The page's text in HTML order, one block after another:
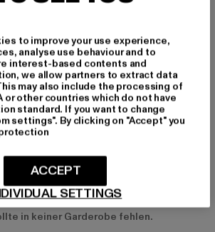
– Der zeitlose Begleiter für jeden
ist ein unverzichtbares Kleidungsstück,
vereint. Er passt zu fast jedem
Look eine klassische Note – ob für
besondere Anlässe. Die Farbe
besonders wandelbar und sorgt
Jahreszeit und jedem Stil passt. Ein
in keiner Garderobe fehlen.
to improve your use experience,
analyse use behaviour and to
interest-based contents and
we allow partners to extract data
may also include the processing of
or other countries which do not have
standard. If you want to change
settings". By clicking on "Accept" you
SETTINGS
ACCEPT